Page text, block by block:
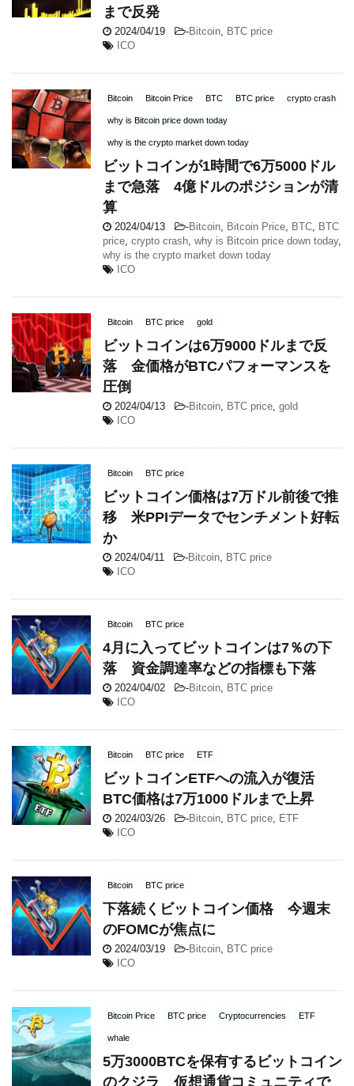
まで反発
2024/04/19 -Bitcoin BTC price
ICO
Bitcoin Bitcoin Price BTC BTC price crypto crash
why is Bitcoin price down today
why is the crypto market down today
ビットコインが1時間で6万5000ドル
まで急落 4億ドルのポジションが清
算
2024/04/13 -Bitcoin Bitcoin Price BTC BTC
price crypto crash why is Bitcoin price down today,
why is the crypto market down today
ICO
Bitcoin BTC price gold
ビットコインは6万9000ドルまで反
落 金価格がBTCパフォーマンスを
圧倒
2024/04/13 -Bitcoin BTC price gold
ICO
Bitcoin BTC price
ビットコイン価格は7万ドル前後で推
移 米PPIデータでセンチメント好転
か
2024/04/11 -Bitcoin BTC price
ICO
Bitcoin BTC price
4月に入ってビットコインは7％の下
落 資金調達率などの指標も下落
2024/04/02 -Bitcoin BTC price
ICO
Bitcoin BTC price ETF
ビットコインETFへの流入が復活
BTC価格は7万1000ドルまで上昇
2024/03/26 -Bitcoin BTC price ETF
ICO
Bitcoin BTC price
下落続くビットコイン価格 今週末
のFOMCが焦点に
2024/03/19 -Bitcoin BTC price
ICO
Bitcoin Price BTC price Cryptocurrencies ETF
whale
5万3000BTCを保有するビットコイン
のクジラ 仮想通貨コミュニティで